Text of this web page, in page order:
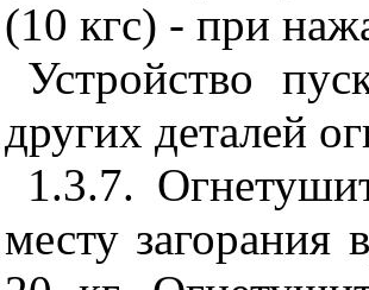
(10 кгс) - при
Устройство
других деталей
1.3.7.
месту